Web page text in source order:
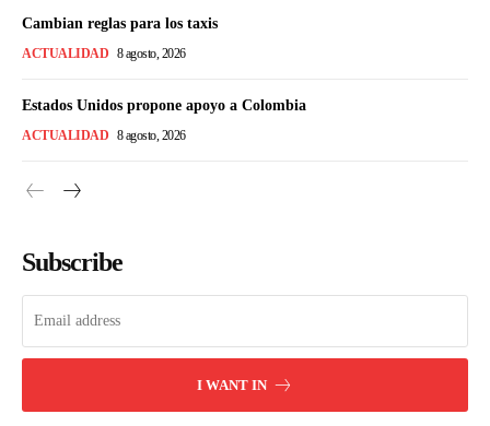
Cambian reglas para los taxis
ACTUALIDAD 8 agosto, 2026
Estados Unidos propone apoyo a Colombia
ACTUALIDAD 8 agosto, 2026
Subscribe
I WANT IN